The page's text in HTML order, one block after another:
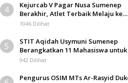
4
Kejurcab V Pagar Nusa Sumenep
Berakhir, Atlet Terbaik Melaju ke
Kejurwil Jatim
1046 Dilihat
5
STIT Aqidah Usymuni Sumenep
Berangkatkan 11 Mahasiswa untuk
Internasional di Malaysia
942 Dilihat
Pengurus OSIM MTs Ar-Rasyid